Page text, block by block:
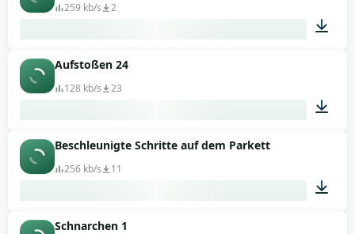
259 kb/s 2
Aufstoßen 24
128 kb/s 23
Beschleunigte Schritte auf dem Parkett
256 kb/s 11
Schnarchen 1